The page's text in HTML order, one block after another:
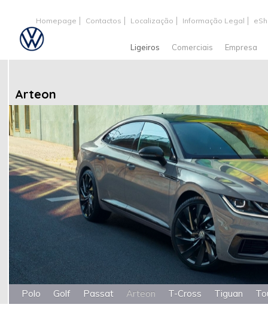
Homepage Contactos Localização Informação Legal
Ligeiros Comerciais Empresa
Arteon
Polo Golf Passat Arteon T-Cross Tiguan